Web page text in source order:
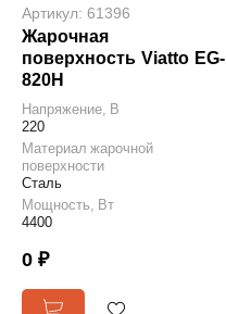
Артикул: 61396
Жарочная
поверхность Viatto EG-
820H
Напряжение, В
220
Материал жарочной
поверхности
Сталь
Мощность, Вт
4400
0 ₽